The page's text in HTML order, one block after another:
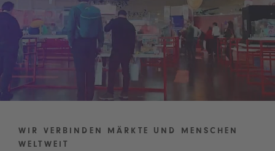
WIR VERBINDEN MÄRKTE UND MENSCHEN
WELTWEIT